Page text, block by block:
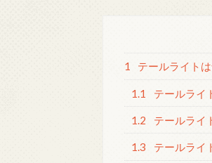
1 テールライト
1.1 テールライ
1.2 テールライ
1.3 テールライ